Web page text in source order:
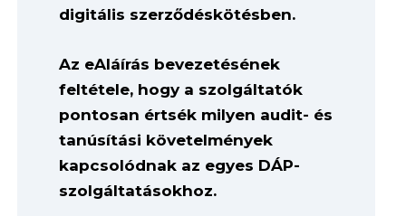
digitális szerződéskötésben.
Az eAláírás bevezetésének
feltétele, hogy a szolgáltatók
pontosan értsék milyen audit- és
tanúsítási követelmények
kapcsolódnak az egyes DÁP-
szolgáltatásokhoz.